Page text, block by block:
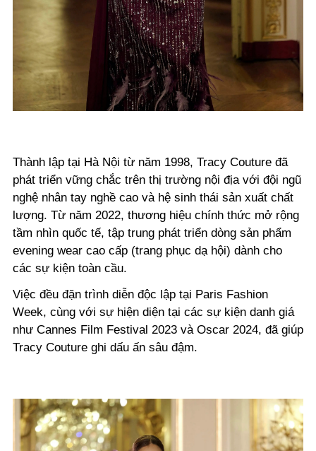
Thành lập tại Hà Nội từ năm 1998, Tracy Couture đã
phát triển vững chắc trên thị trường nội địa với đội ngũ
nghệ nhân tay nghề cao và hệ sinh thái sản xuất chất
lượng. Từ năm 2022, thương hiệu chính thức mở rộng
tầm nhìn quốc tế, tập trung phát triển dòng sản phẩm
evening wear cao cấp (trang phục dạ hội) dành cho
các sự kiện toàn cầu.
Việc đều đặn trình diễn độc lập tại Paris Fashion
Week, cùng với sự hiện diện tại các sự kiện danh giá
như Cannes Film Festival 2023 và Oscar 2024, đã giúp
Tracy Couture ghi dấu ấn sâu đậm.